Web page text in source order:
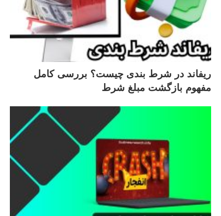
ریفاند در شرط‌ بندی چیست؟ بررسی کامل
مفهوم بازگشت مبلغ شرط